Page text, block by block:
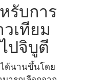
รับการ
เทียม
ปจิบูตี
ด้นานขึ้นโดย